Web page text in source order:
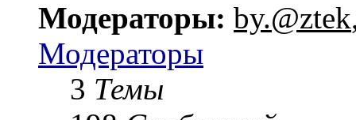
Модераторы: by.@ztek
Модераторы
3 Темы